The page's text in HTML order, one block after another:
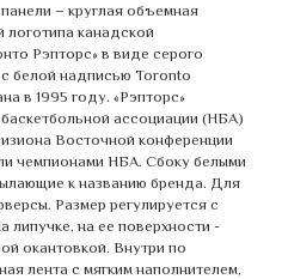
– круглая объемная
логотипа канадской
Рэпторс» в виде серого
белой надписью Toronto
в 1995 году. «Рэпторс»
ассоциации (НБА)
Восточной конференции
чемпионами НБА. Сбоку белыми
к названию бренда. Для
Размер регулируется с
липучке, на ее поверхности -
окантовкой. Внутри по
лента с мягким наполнителем,